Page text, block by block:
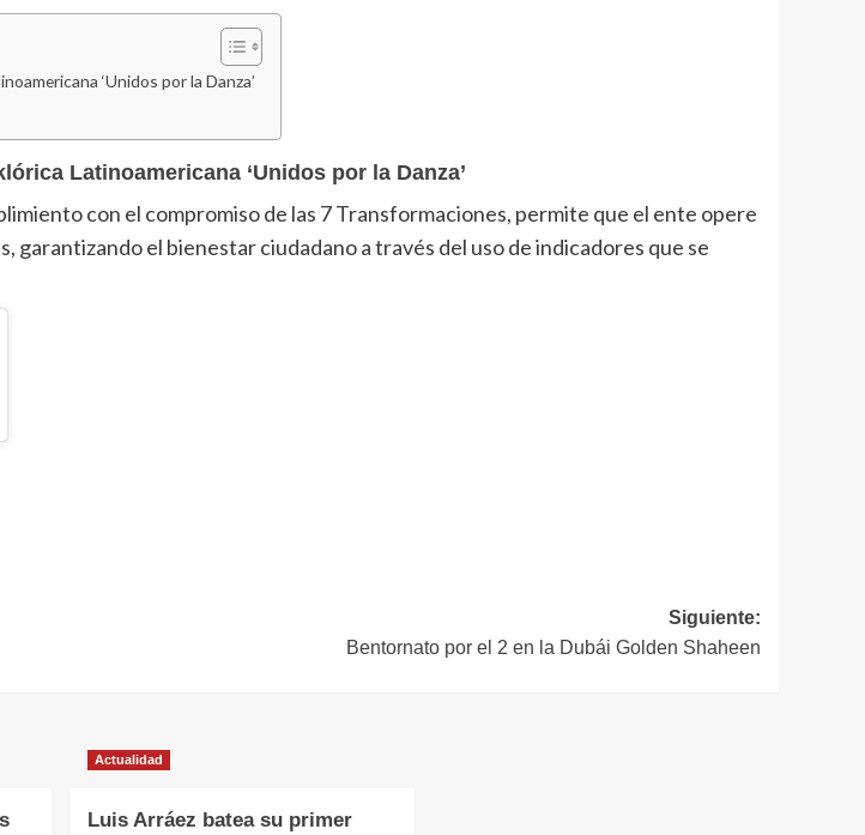
‘Unidos por la Danza’
Latinoamericana ‘Unidos por la Danza’
con el compromiso de las 7 Transformaciones, permite que el ente opere
el bienestar ciudadano a través del uso de indicadores que se
Siguiente:
Bentornato por el 2 en la Dubái Golden Shaheen
Actualidad
Luis Arráez batea su primer